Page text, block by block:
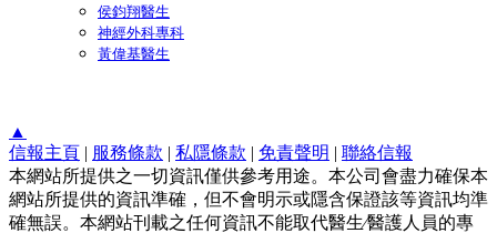
侯鈞翔醫生
神經外科專科
黃偉基醫生
▲
信報主頁 | 服務條款 | 私隱條款 | 免責聲明 | 聯絡信報
本網站所提供之一切資訊僅供參考用途。本公司會盡力確保本
網站所提供的資訊準確，但不會明示或隱含保證該等資訊均準
確無誤。本網站刊載之任何資訊不能取代醫生∕醫護人員的專